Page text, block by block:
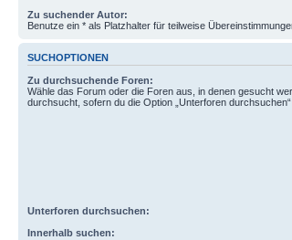
Zu suchender Autor:
Benutze ein * als Platzhalter für teilweise
SUCHOPTIONEN
Zu durchsuchende Foren:
Wähle das Forum oder die Foren aus, in denen gesucht
durchsucht, sofern du die Option „Unterforen
Unterforen durchsuchen:
Innerhalb suchen: